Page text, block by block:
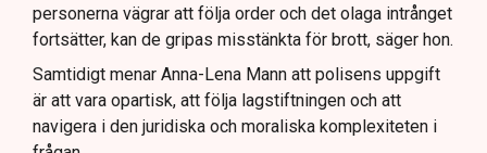
personerna vägrar att följa order och det olaga intrånget
fortsätter, kan de gripas misstänkta för brott, säger hon.
Samtidigt menar Anna-Lena Mann att polisens uppgift
är att vara opartisk, att följa lagstiftningen och att
navigera i den juridiska och moraliska komplexiteten i